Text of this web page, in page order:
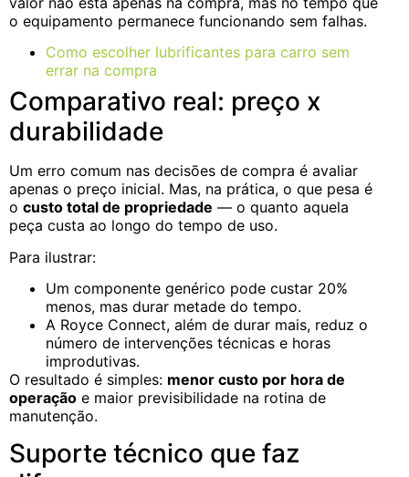
o equipamento permanece funcionando sem falhas.
Como escolher lubrificantes para carro sem
errar na compra
Comparativo real: preço x
durabilidade
Um erro comum nas decisões de compra é avaliar
apenas o preço inicial. Mas, na prática, o que pesa é
o custo total de propriedade — o quanto aquela
peça custa ao longo do tempo de uso.
Para ilustrar:
Um componente genérico pode custar 20%
menos, mas durar metade do tempo.
A Royce Connect, além de durar mais, reduz o
número de intervenções técnicas e horas
improdutivas.
O resultado é simples: menor custo por hora de
operação e maior previsibilidade na rotina de
manutenção.
Suporte técnico que faz